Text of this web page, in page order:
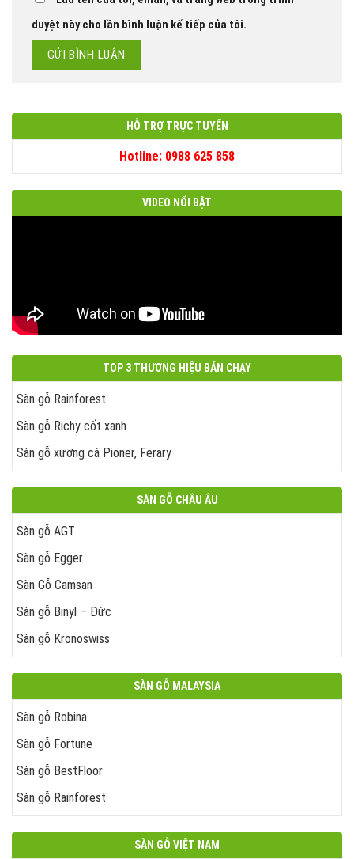
duyệt này cho lần bình luận kế tiếp của tôi.
HỖ TRỢ TRỰC TUYẾN
Hotline: 0988 625 858
VIDEO NỔI BẬT
TOP 3 THƯƠNG HIỆU BÁN CHẠY
Sàn gỗ Rainforest
Sàn gỗ Richy cốt xanh
Sàn gỗ xương cá Pioner, Ferary
SÀN GỖ CHÂU ÂU
Sàn gỗ AGT
Sàn gỗ Egger
Sàn Gỗ Camsan
Sàn gỗ Binyl – Đức
Sàn gỗ Kronoswiss
SÀN GỖ MALAYSIA
Sàn gỗ Robina
Sàn gỗ Fortune
Sàn gỗ BestFloor
Sàn gỗ Rainforest
SÀN GỖ VIỆT NAM